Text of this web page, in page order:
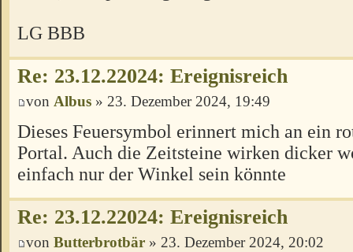
LG BBB
Re: 23.12.22024: Ereignisreich
von Albus » 23. Dezember 2024, 19:49
Dieses Feuersymbol erinnert mich an ein
Portal. Auch die Zeitsteine wirken dicker
einfach nur der Winkel sein könnte
Re: 23.12.22024: Ereignisreich
von Butterbrotbär » 23. Dezember 2024, 20:02